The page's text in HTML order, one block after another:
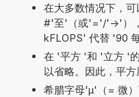
在大多数情况下，
#'至'（或'='/'->'）
kFLOPS' 代替 '90
在 '平方 '和 '立方 '
以省略。因此，平
希腊字母'µ'（= 微